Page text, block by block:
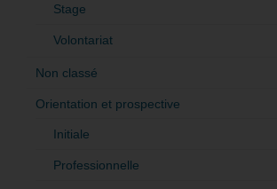
Stage
Volontariat
Non classé
Orientation et prospective
Initiale
Professionnelle